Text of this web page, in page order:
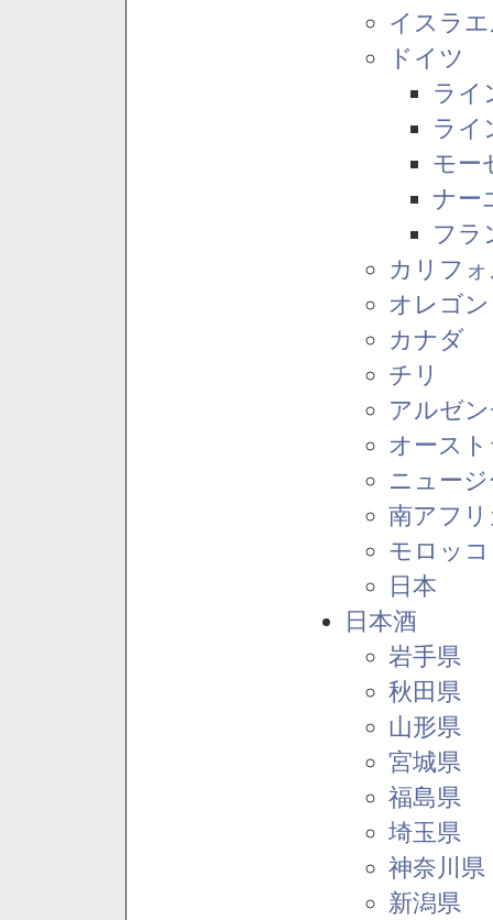
イスラ
ドイツ
ライ
ライ
モー
ナー
フラ
カリフ
オレゴ
カナダ
チリ
アルゼ
オース
ニュー
南アフ
モロッコ
日本
日本酒
岩手県
秋田県
山形県
宮城県
福島県
埼玉県
神奈川県
新潟県